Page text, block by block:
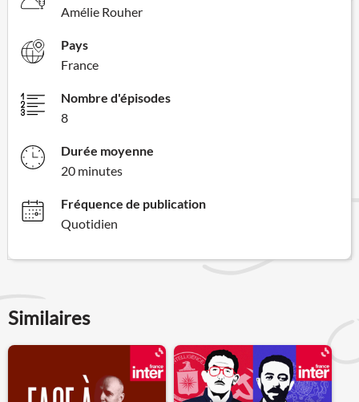
Amélie Rouher
Pays
France
Nombre d'épisodes
8
Durée moyenne
20 minutes
Fréquence de publication
Quotidien
Similaires